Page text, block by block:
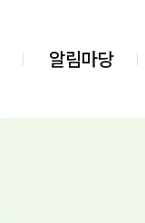
알림마당